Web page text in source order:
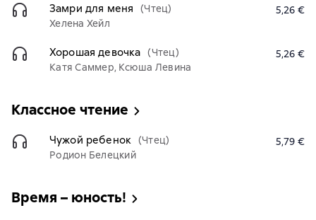
Замри для меня
(Чтец)
Хелена Хейл
5,26 €
Хорошая девочка (Чтец)
Катя Саммер, Ксюша Левина
5,26 €
Классное чтение
Чужой ребенок (Чтец)
Родион Белецкий
5,79 €
Время – юность!